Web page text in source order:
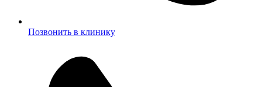
Позвонить в клинику